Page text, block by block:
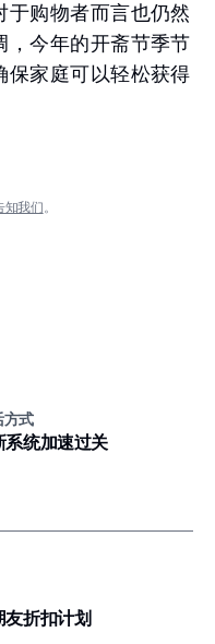
于购物者而言也仍然
，今年的开斋节季节
保家庭可以轻松获得
知我们。
方式
系统加速过关
折扣计划